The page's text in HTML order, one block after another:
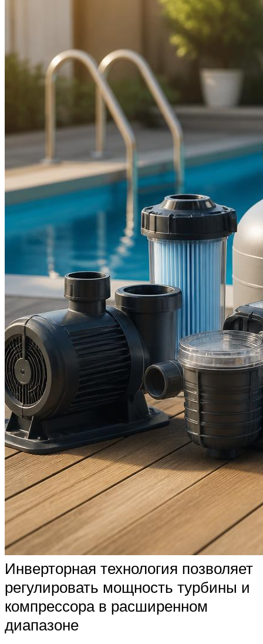
Инверторная технология позволяет
регулировать мощность турбины и
компрессора в расширенном
диапазоне